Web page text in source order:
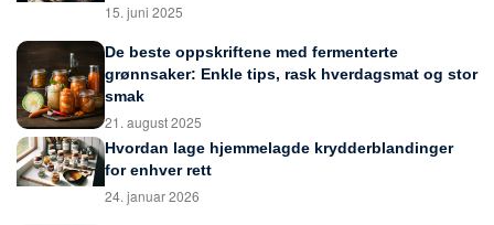
15. juni 2025
De beste oppskriftene med fermenterte
grønnsaker: Enkle tips, rask hverdagsmat og stor
smak
21. august 2025
Hvordan lage hjemmelagde krydderblandinger
for enhver rett
24. januar 2026